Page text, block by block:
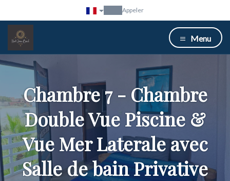
Appeler
Menu
Chambre 7 - Chambre
Double Vue Piscine &
Vue Mer Laterale avec
Salle de bain Privative